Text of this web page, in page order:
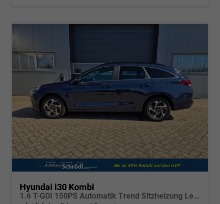
Hyundai i30 Kombi
1.6 T-GDI 150PS Automatik Trend Sitzheizung Lenkradheizung Klimaautomatik PDC v+h Rückf.Kamera Navi Apple CarPlay + Android Auto 16"LM